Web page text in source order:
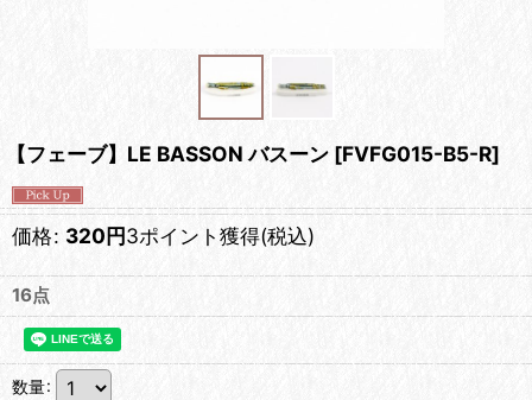
【フェーブ】LE BASSON バスーン [FVFG015-B5-R]
価格: 320円3ポイント獲得(税込)
16点
数量: